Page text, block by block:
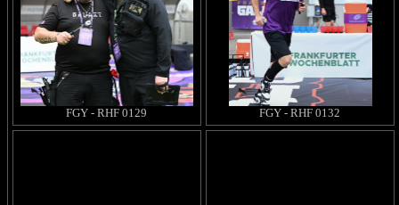
FGY - RHF 0129 FGY - RHF 0132